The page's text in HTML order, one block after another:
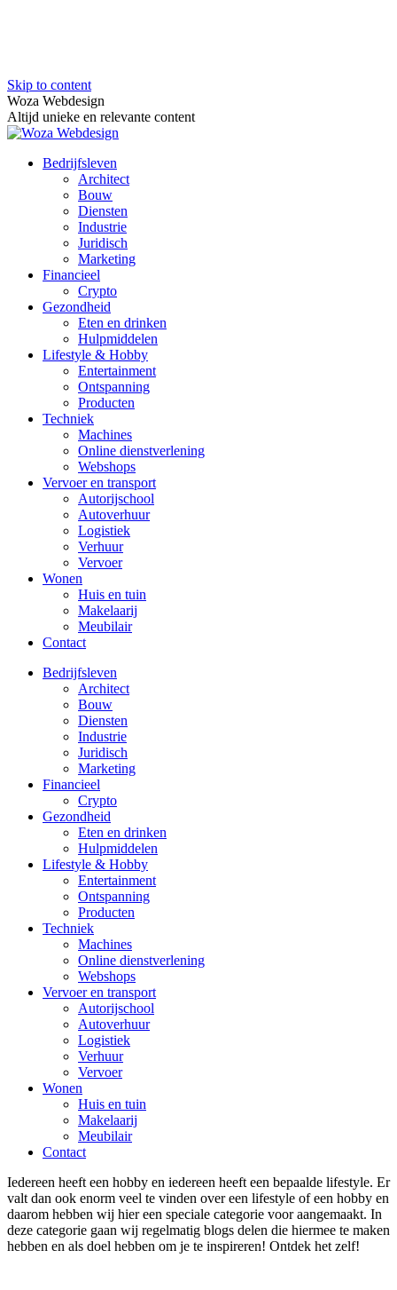
Skip to content
Woza Webdesign
Altijd unieke en relevante content
Bedrijfsleven
Architect
Bouw
Diensten
Industrie
Juridisch
Marketing
Financieel
Crypto
Gezondheid
Eten en drinken
Hulpmiddelen
Lifestyle & Hobby
Entertainment
Ontspanning
Producten
Techniek
Machines
Online dienstverlening
Webshops
Vervoer en transport
Autorijschool
Autoverhuur
Logistiek
Verhuur
Vervoer
Wonen
Huis en tuin
Makelaarij
Meubilair
Contact
Bedrijfsleven
Architect
Bouw
Diensten
Industrie
Juridisch
Marketing
Financieel
Crypto
Gezondheid
Eten en drinken
Hulpmiddelen
Lifestyle & Hobby
Entertainment
Ontspanning
Producten
Techniek
Machines
Online dienstverlening
Webshops
Vervoer en transport
Autorijschool
Autoverhuur
Logistiek
Verhuur
Vervoer
Wonen
Huis en tuin
Makelaarij
Meubilair
Contact
Iedereen heeft een hobby en iedereen heeft een bepaalde lifestyle. Er
valt dan ook enorm veel te vinden over een lifestyle of een hobby en
daarom hebben wij hier een speciale categorie voor aangemaakt. In
deze categorie gaan wij regelmatig blogs delen die hiermee te maken
hebben en als doel hebben om je te inspireren! Ontdek het zelf!